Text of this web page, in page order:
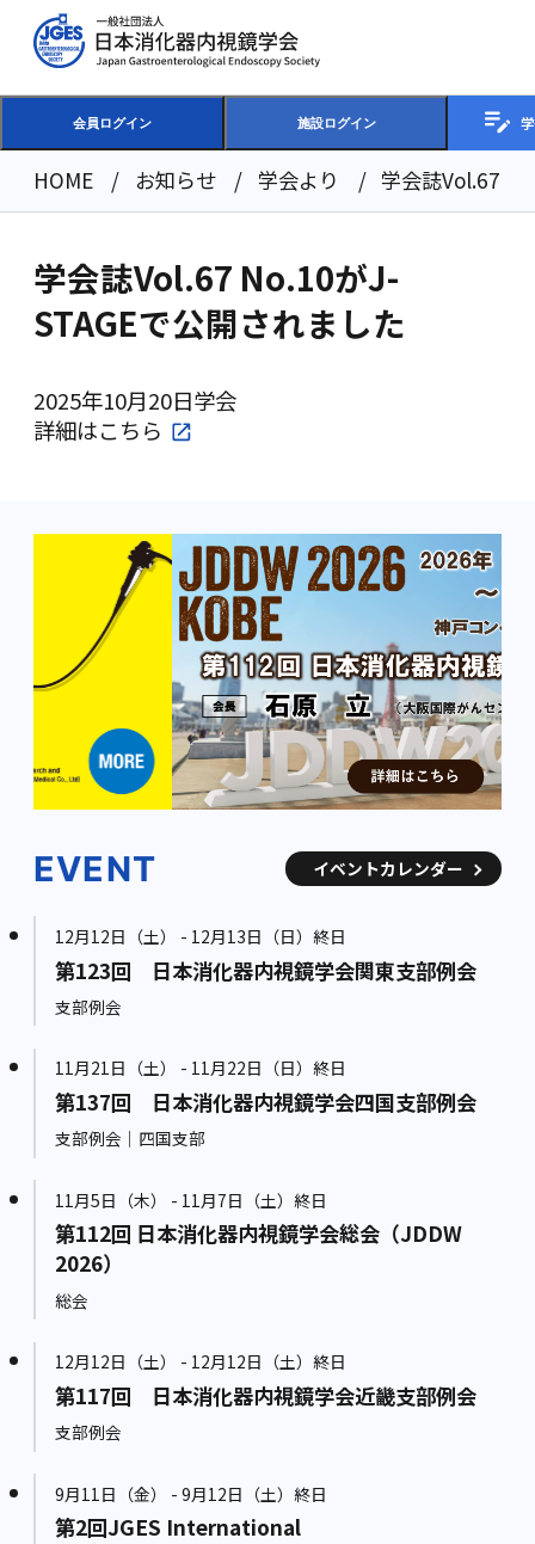
会員ログイン 施設ログイン
HOME お知らせ 学会より 学会誌Vol.67
2025年10月20日学会
学会誌Vol.67 No.10がJ-
STAGEで公開されました
詳細はこちら
EVENT イベントカレンダー
12月12日（土） - 12月13日（日）終日
第123回 日本消化器内視鏡学会関東支部例会
支部例会
11月21日（土） - 11月22日（日）終日
第137回 日本消化器内視鏡学会四国支部例会
支部例会｜四国支部
11月5日（木） - 11月7日（土）終日
第112回 日本消化器内視鏡学会総会（JDDW
2026）
総会
12月12日（土） - 12月12日（土）終日
第117回 日本消化器内視鏡学会近畿支部例会
支部例会
9月11日（金） - 9月12日（土）終日
第2回JGES International